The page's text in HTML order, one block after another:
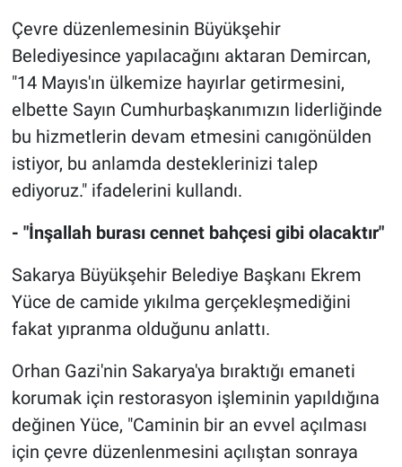
Çevre düzenlemesinin Büyükşehir
Belediyesince yapılacağını aktaran Demircan,
"14 Mayıs'ın ülkemize hayırlar getirmesini,
elbette Sayın Cumhurbaşkanımızın liderliğinde
bu hizmetlerin devam etmesini canıgönülden
istiyor, bu anlamda desteklerinizi talep
ediyoruz." ifadelerini kullandı.
- "İnşallah burası cennet bahçesi gibi olacaktır"
Sakarya Büyükşehir Belediye Başkanı Ekrem
Yüce de camide yıkılma gerçekleşmediğini
fakat yıpranma olduğunu anlattı.
Orhan Gazi'nin Sakarya'ya bıraktığı emaneti
korumak için restorasyon işleminin yapıldığına
değinen Yüce, "Caminin bir an evvel açılması
için çevre düzenlenmesini açılıştan sonraya